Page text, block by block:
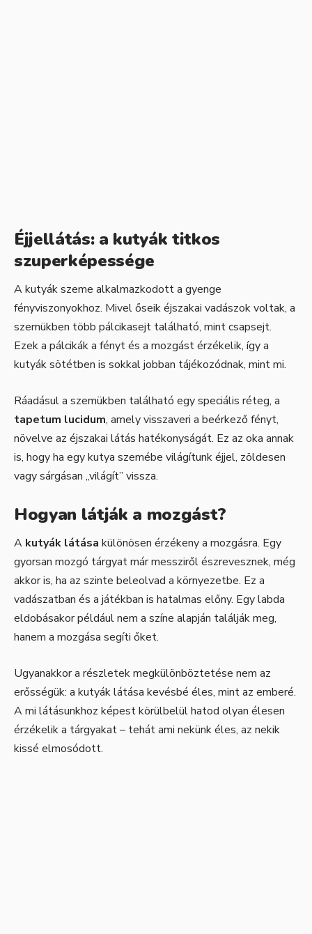
Éjjellátás: a kutyák titkos
szuperképessége
A kutyák szeme alkalmazkodott a gyenge
fényviszonyokhoz. Mivel őseik éjszakai vadászok voltak, a
szemükben több pálcikasejt található, mint csapsejt.
Ezek a pálcikák a fényt és a mozgást érzékelik, így a
kutyák sötétben is sokkal jobban tájékozódnak, mint mi.
Ráadásul a szemükben található egy speciális réteg, a
tapetum lucidum, amely visszaveri a beérkező fényt,
növelve az éjszakai látás hatékonyságát. Ez az oka annak
is, hogy ha egy kutya szemébe világítunk éjjel, zöldesen
vagy sárgásan „világít” vissza.
Hogyan látják a mozgást?
A kutyák látása különösen érzékeny a mozgásra. Egy
gyorsan mozgó tárgyat már messziről észrevesznek, még
akkor is, ha az szinte beleolvad a környezetbe. Ez a
vadászatban és a játékban is hatalmas előny. Egy labda
eldobásakor például nem a színe alapján találják meg,
hanem a mozgása segíti őket.
Ugyanakkor a részletek megkülönböztetése nem az
erősségük: a kutyák látása kevésbé éles, mint az emberé.
A mi látásunkhoz képest körülbelül hatod olyan élesen
érzékelik a tárgyakat – tehát ami nekünk éles, az nekik
kissé elmosódott.